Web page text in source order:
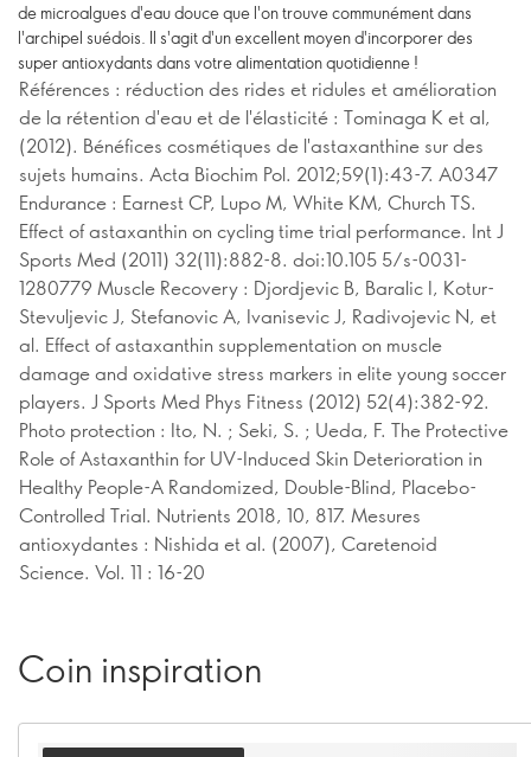
de microalgues d'eau douce que l'on trouve communément dans
l'archipel suédois. Il s'agit d'un excellent moyen d'incorporer des
super antioxydants dans votre alimentation quotidienne !
Références : réduction des rides et ridules et amélioration
de la rétention d'eau et de l'élasticité : Tominaga K et al,
(2012). Bénéfices cosmétiques de l'astaxanthine sur des
sujets humains. Acta Biochim Pol. 2012;59(1):43-7. A0347
Endurance : Earnest CP, Lupo M, White KM, Church TS.
Effect of astaxanthin on cycling time trial performance. Int J
Sports Med (2011) 32(11):882-8. doi:10.105 5/s-0031-
1280779 Muscle Recovery : Djordjevic B, Baralic I, Kotur-
Stevuljevic J, Stefanovic A, Ivanisevic J, Radivojevic N, et
al. Effect of astaxanthin supplementation on muscle
damage and oxidative stress markers in elite young soccer
players. J Sports Med Phys Fitness (2012) 52(4):382-92.
Photo protection : Ito, N. ; Seki, S. ; Ueda, F. The Protective
Role of Astaxanthin for UV-Induced Skin Deterioration in
Healthy People-A Randomized, Double-Blind, Placebo-
Controlled Trial. Nutrients 2018, 10, 817. Mesures
antioxydantes : Nishida et al. (2007), Caretenoid
Science. Vol. 11 : 16-20
Coin inspiration